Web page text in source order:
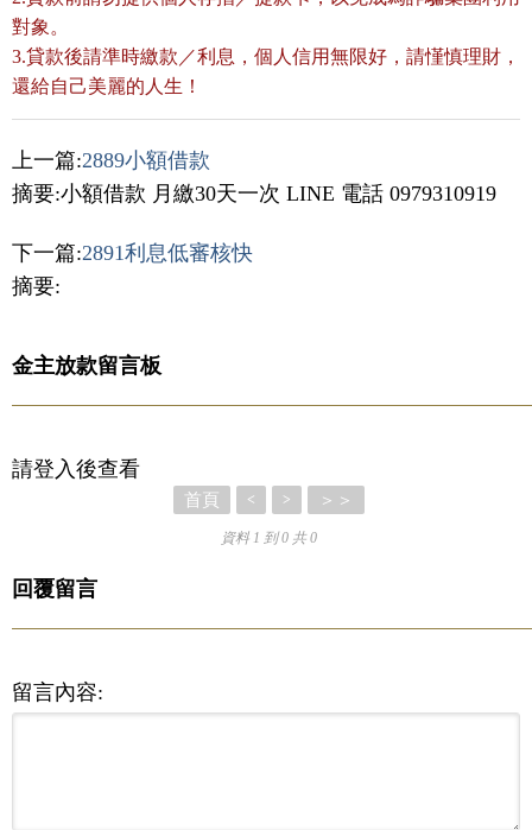
對象。
3.貸款後請準時繳款／利息，個人信用無限好，請慬慎理財，
還給自己美麗的人生！
上一篇:2889小額借款
摘要:小額借款 月繳30天一次 LINE 電話 0979310919
下一篇:2891利息低審核快
摘要:
金主放款留言板
請登入後查看
首頁 < > ＞＞
資料 1 到 0 共 0
回覆留言
留言內容: